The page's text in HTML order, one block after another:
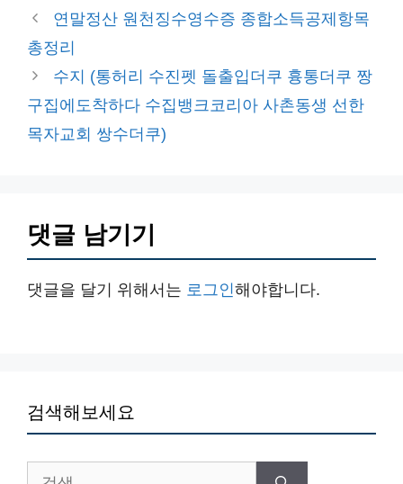
테
리
연말정산 원천징수영수증 종합소득공제항목
총정리
수지 (통허리 수진펫 돌출입더쿠 흉통더쿠 짱
구집에도착하다 수집뱅크코리아 사촌동생 선한
목자교회 쌍수더쿠)
댓글 남기기
댓글을 달기 위해서는 로그인해야합니다.
검색해보세요